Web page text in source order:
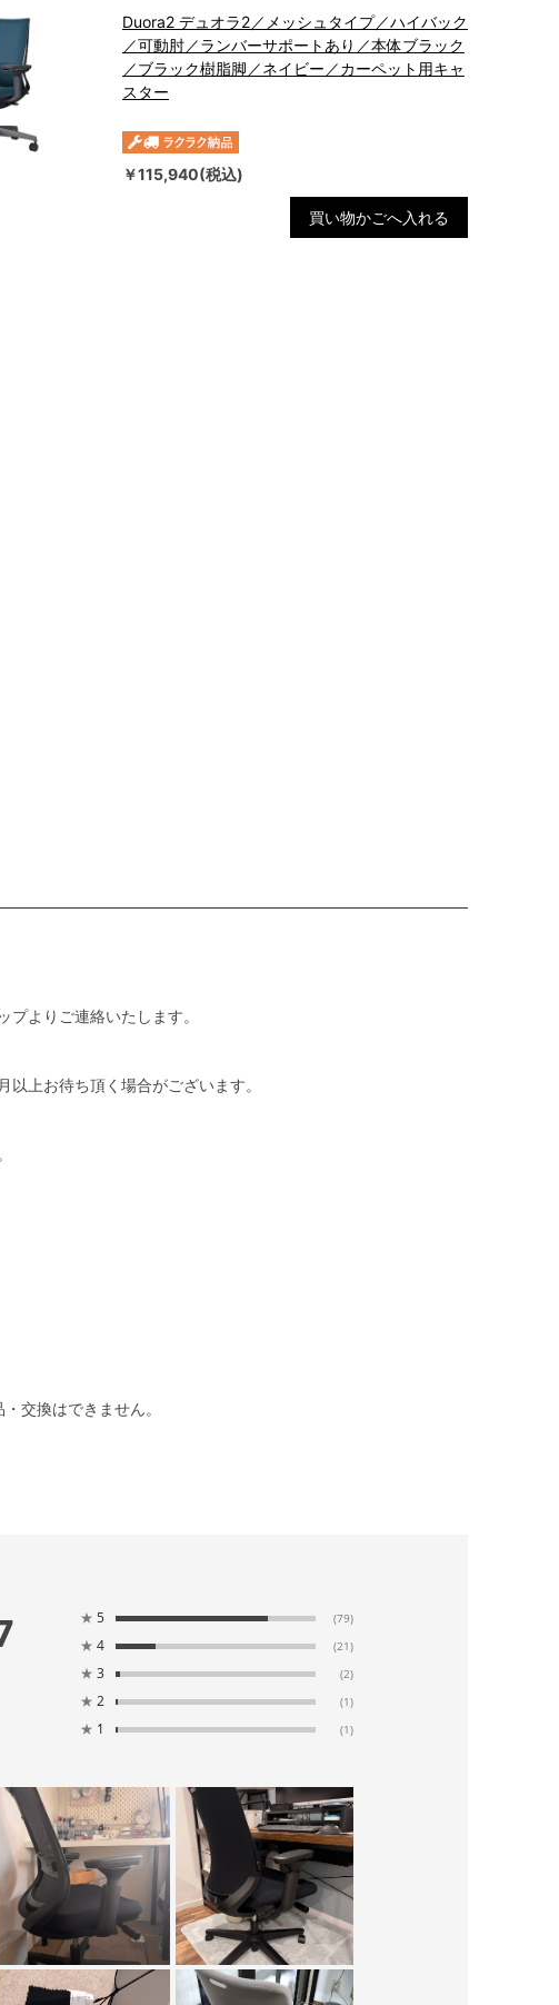
Duora2 デュオラ2／メッシュタイプ／ハイバック
／可動肘／ランバーサポートあり／本体ブラック
／ブラック樹脂脚／ネイビー／カーペット用キャ
スター
￥115,940(税込)
買い物かごへ入れる
よりご連絡いたします。
上お待ち頂く場合がございます。
交換はできません。
★ 5 (79)
★ 4 (21)
★ 3 (2)
★ 2 (1)
★ 1 (1)